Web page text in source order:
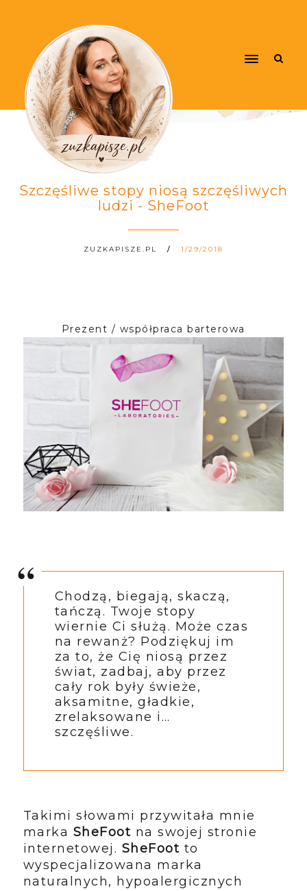
Szczęśliwe stopy niosą szczęśliwych
ludzi - SheFoot
ZUZKAPISZE.PL 1/29/2018
Prezent / współpraca barterowa
Chodzą, biegają, skaczą,
tańczą. Twoje stopy
wiernie Ci służą. Może czas
na rewanż? Podziękuj im
za to, że Cię niosą przez
świat, zadbaj, aby przez
cały rok były świeże,
aksamitne, gładkie,
zrelaksowane i…
szczęśliwe.
Takimi słowami przywitała mnie
marka SheFoot na swojej stronie
internetowej. SheFoot to
wyspecjalizowana marka
naturalnych, hypoalergicznych